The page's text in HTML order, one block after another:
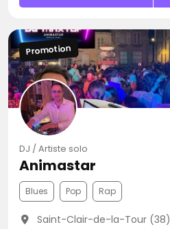
Promotion
DJ / Artiste solo
Animastar
Blues Pop Rap
Saint-Clair-de-la-Tour (38)